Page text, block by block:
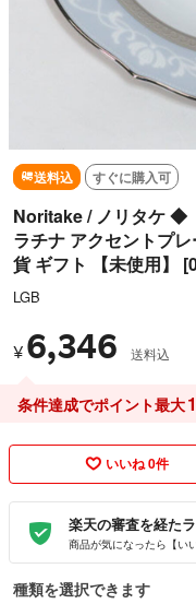
送料込 すぐに購入可
Noritake / ノリタケ ◆
ラチナ アクセントプ
貨 ギフト 【未使用】
LGB
¥ 6,346 送料込
条件達成でポイント最大
いいね 0件
楽天の審査を経た
商品が気になったら【い
種類を選択できます